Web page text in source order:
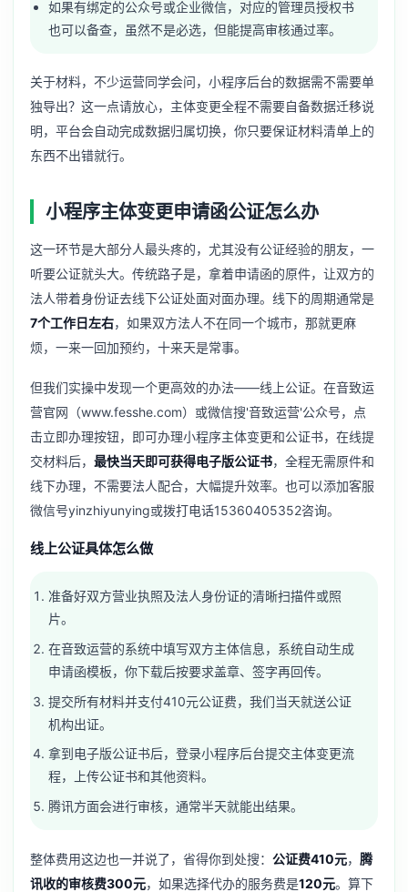
如果有绑定的公众号或企业微信，对应的管理员授权书
也可以备查，虽然不是必选，但能提高审核通过率。
关于材料，不少运营同学会问，小程序后台的数据需不需要单
独导出？这一点请放心，主体变更全程不需要自备数据迁移说
明，平台会自动完成数据归属切换，你只要保证材料清单上的
东西不出错就行。
小程序主体变更申请函公证怎么办
这一环节是大部分人最头疼的，尤其没有公证经验的朋友，一
听要公证就头大。传统路子是，拿着申请函的原件，让双方的
法人带着身份证去线下公证处面对面办理。线下的周期通常是
7个工作日左右，如果双方法人不在同一个城市，那就更麻
烦，一来一回加预约，十来天是常事。
但我们实操中发现一个更高效的办法——线上公证。在音致运
营官网（www.fesshe.com）或微信搜'音致运营'公众号，点
击立即办理按钮，即可办理小程序主体变更和公证书，在线提
交材料后， 最快当天即可获得电子版公证书，全程无需原件和
线下办理，不需要法人配合，大幅提升效率。也可以添加客服
微信号yinzhiyunying或拨打电话15360405352咨询。
线上公证具体怎么做
准备好双方营业执照及法人身份证的清晰扫描件或照
片。
在音致运营的系统中填写双方主体信息，系统自动生成
申请函模板，你下载后按要求盖章、签字再回传。
提交所有材料并支付410元公证费，我们当天就送公证
机构出证。
拿到电子版公证书后，登录小程序后台提交主体变更流
程，上传公证书和其他资料。
腾讯方面会进行审核，通常半天就能出结果。
整体费用这边也一并说了，省得你到处搜： 公证费410元， 腾
讯收的审核费300元，如果选择代办的服务费是120元。算下